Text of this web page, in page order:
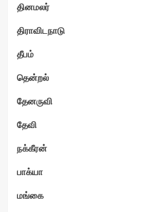
தினமலர்
திராவிடநாடு
தீபம்
தென்றல்
தேனருவி
தேவி
நக்கீரன்
பாக்யா
மங்கை